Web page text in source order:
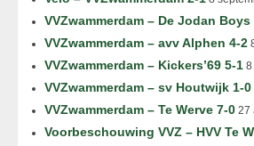
VVZwammerdam – De Jodan Boys
VVZwammerdam – avv Alphen 4-2
VVZwammerdam – Kickers’69 5-1 8
VVZwammerdam – sv Houtwijk 1-
VVZwammerdam – Te Werve 7-0 27
Voorbeschouwing VVZ – HVV Te